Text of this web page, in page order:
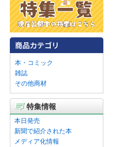
本・コミック
雑誌
その他商材
特集情報
本日発売
新聞で紹介された本
メディア化情報